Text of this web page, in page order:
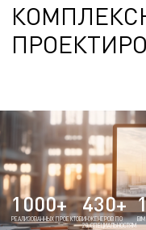
1000+
РЕАЛИЗОВАННЫХ ПРОЕКТОВ
430+
ИНЖЕНЕРОВ ПО
20 СПЕЦИАЛЬНОСТЯМ